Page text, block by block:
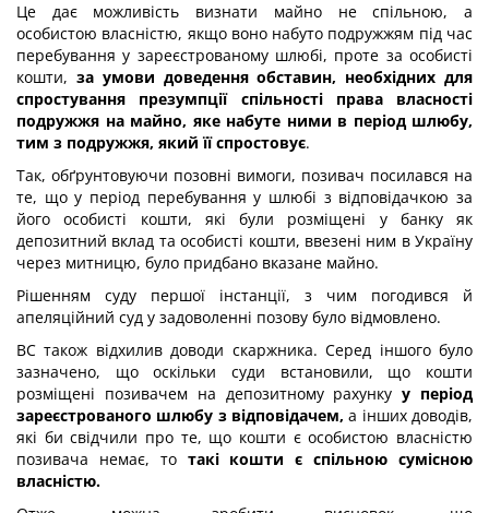
Це дає можливість визнати майно не спільною, а
особистою власністю, якщо воно набуто подружжям під час
перебування у зареєстрованому шлюбі, проте за особисті
кошти, за умови доведення обставин, необхідних для
спростування презумпції спільності права власності
подружжя на майно, яке набуте ними в період шлюбу,
тим з подружжя, який її спростовує.
Так, обґрунтовуючи позовні вимоги, позивач посилався на
те, що у період перебування у шлюбі з відповідачкою за
його особисті кошти, які були розміщені у банку як
депозитний вклад та особисті кошти, ввезені ним в Україну
через митницю, було придбано вказане майно.
Рішенням суду першої інстанції, з чим погодився й
апеляційний суд у задоволенні позову було відмовлено.
ВС також відхилив доводи скаржника. Серед іншого було
зазначено, що оскільки суди встановили, що кошти
розміщені позивачем на депозитному рахунку у період
зареєстрованого шлюбу з відповідачем,а інших доводів,
які би свідчили про те, що кошти є особистою власністю
позивача немає, тотакі кошти є спільною сумісною
власністю.